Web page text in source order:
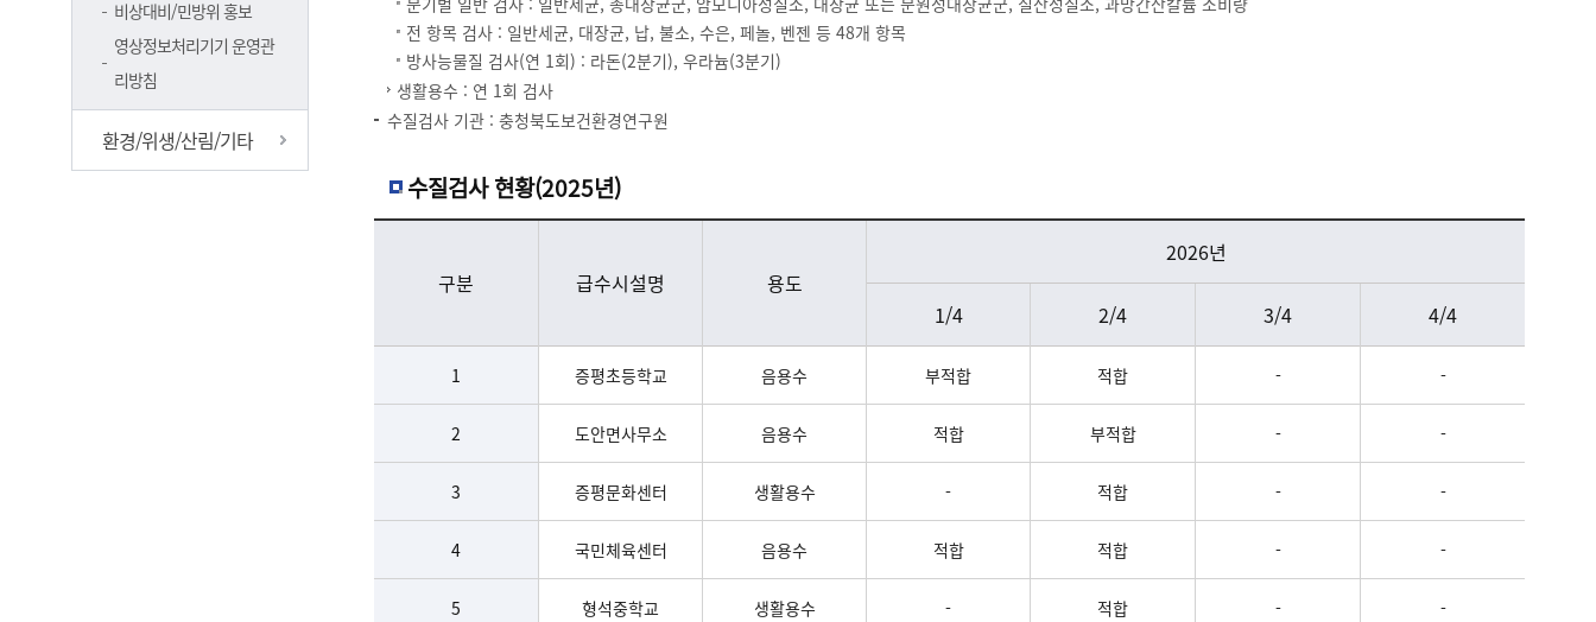
비상대비/민방위 홍보
영상정보처리기기 운영관
리방침
환경/위생/산림/기타
전 항목 검사 : 일반세균, 대장균, 납, 불소, 수은, 페놀, 벤젠 등 48개 항목
방사능물질 검사(연 1회) : 라돈(2분기), 우라늄(3분기)
생활용수 : 연 1회 검사
수질검사 기관 : 충청북도보건환경연구원
수질검사 현황(2025년)
수질검사 현황(2025년) - 구분, 급수시설명, 용도, 2023(4분기) 정보제공
구분 급수시설명 용도
2026년
1/4 2/4 3/4 4/4
1 증평초등학교 음용수 부적합 적합 - -
2 도안면사무소 음용수 적합 부적합 - -
3 증평문화센터 생활용수 - 적합 - -
4 국민체육센터 음용수 적합 적합 - -
5 형석중학교 생활용수 - 적합 - -